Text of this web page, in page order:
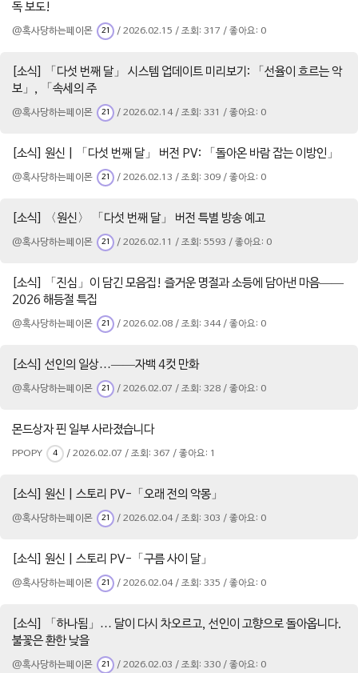
독 보도!
@혹사당하는페이몬 21 / 2026.02.15 / 조회: 317 / 좋아요: 0
[소식] 「다섯 번째 달」 시스템 업데이트 미리보기: 「선율이 흐르는 악
보」, 「속세의 주
@혹사당하는페이몬 21 / 2026.02.14 / 조회: 331 / 좋아요: 0
[소식] 원신 | 「다섯 번째 달」 버전 PV: 「돌아온 바람 잡는 이방인」
@혹사당하는페이몬 21 / 2026.02.13 / 조회: 309 / 좋아요: 0
[소식] 〈원신〉 「다섯 번째 달」 버전 특별 방송 예고
@혹사당하는페이몬 21 / 2026.02.11 / 조회: 5593 / 좋아요: 0
[소식] 「진심」이 담긴 모음집! 즐거운 명절과 소등에 담아낸 마음——
2026 해등절 특집
@혹사당하는페이몬 21 / 2026.02.08 / 조회: 344 / 좋아요: 0
[소식] 선인의 일상…——자백 4컷 만화
@혹사당하는페이몬 21 / 2026.02.07 / 조회: 328 / 좋아요: 0
몬드상자 핀 일부 사라졌습니다
PPOPY 4 / 2026.02.07 / 조회: 367 / 좋아요: 1
[소식] 원신 | 스토리 PV-「오래 전의 악몽」
@혹사당하는페이몬 21 / 2026.02.04 / 조회: 303 / 좋아요: 0
[소식] 원신 | 스토리 PV-「구름 사이 달」
@혹사당하는페이몬 21 / 2026.02.04 / 조회: 335 / 좋아요: 0
[소식] 「하나됨」… 달이 다시 차오르고, 선인이 고향으로 돌아옵니다.
불꽃은 환한 낮을
@혹사당하는페이몬 21 / 2026.02.03 / 조회: 330 / 좋아요: 0